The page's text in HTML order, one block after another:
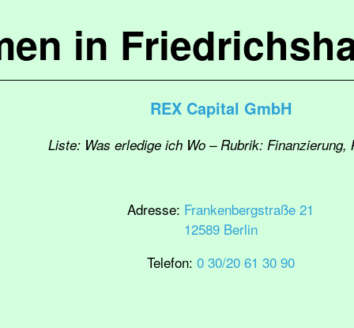
in
REX Capital GmbH
Liste: Was erledige ich Wo – Rubrik: Finanzierung,
Adresse: Frankenbergstraße 21
12589 Berlin
Telefon: 0 30/20 61 30 90